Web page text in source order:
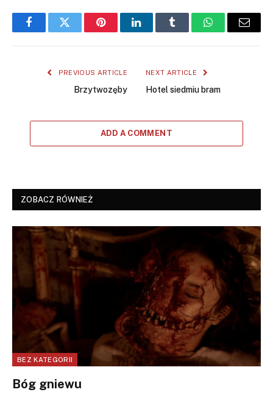
FacebookTwitter PinterestLinkedInTumblr WhatsAppEmail
PREVIOUS ARTICLE
Brzytwozęby
NEXT ARTICLE
Hotel siedmiu bram
ADD A COMMENT
ZOBACZ RÓWNIEŻ
BEZ KATEGORII
Bóg gniewu